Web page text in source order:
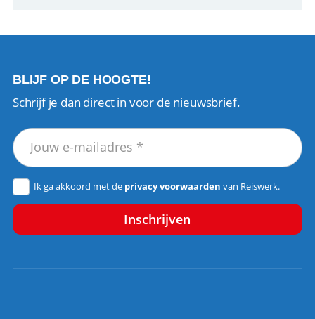
BLIJF OP DE HOOGTE!
Schrijf je dan direct in voor de nieuwsbrief.
Ik ga akkoord met de privacy voorwaarden van Reiswerk.